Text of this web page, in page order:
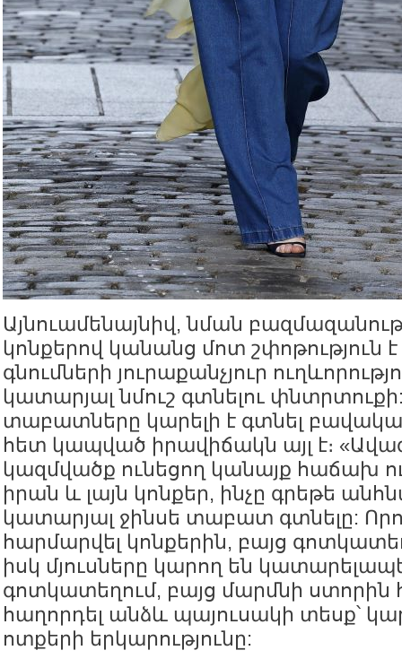
Այնուամենայնիվ, նման
կոնքերով կանանց մոտ շփոթություն
գնումների յուրաքանչյուր
կատարյալ նմուշ գտնելու
տաբատները կարելի է գտնել
հետ կապված իրավիճակն այլ է։
կազմվածք ունեցող կանայք հաճախ
իրան և լայն կոնքեր, ինչը գրեթե
կատարյալ ջինսե տաբատ գտնելը:
հարմարվել կոնքերին, բայց
իսկ մյուսները կարող են
գոտկատեղում, բայց մարմնի
հաղորդել անձև պայուսակի տեսք՝
ոտքերի երկարությունը: